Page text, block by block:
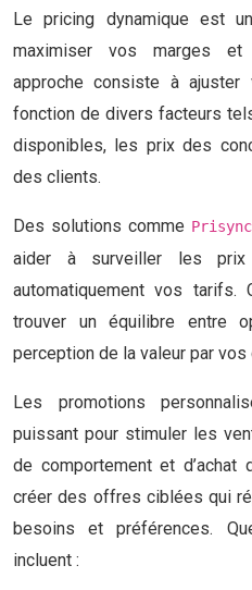
Le pricing dynamique est
maximiser vos marges et
approche consiste à
fonction de divers facteurs
disponibles, les prix des
des clients.
Des solutions comme Prisync
aider à surveiller les
automatiquement vos tarifs.
trouver un équilibre entre
perception de la valeur par vos
Les promotions
puissant pour stimuler les
de comportement et
créer des offres ciblées qui
besoins et préférences.
incluent :